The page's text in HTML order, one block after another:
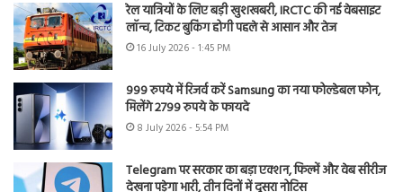
रेल यात्रियों के लिए बड़ी खुशखबरी, IRCTC की नई वेबसाइट
लॉन्च, टिकट बुकिंग होगी पहले से आसान और तेज
16 July 2026 - 1:45 PM
999 रुपये में रिजर्व करें Samsung का नया फोल्डेबल फोन,
मिलेंगे 2799 रुपये के फायदे
8 July 2026 - 5:54 PM
Telegram पर सरकार का बड़ा एक्शन, फिल्में और वेब सीरीज